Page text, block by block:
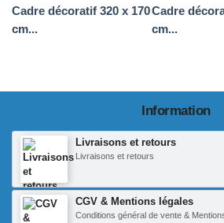
Cadre décoratif 320 x 170
cm...
Cadre
cm...
Information
Livraisons et retours
Livraisons et retours
CGV & Mentions légales
Conditions général de vente &